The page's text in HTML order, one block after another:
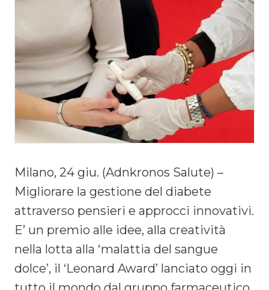
Milano, 24 giu. (Adnkronos Salute) –
Migliorare la gestione del diabete
attraverso pensieri e approcci innovativi.
E’ un premio alle idee, alla creatività
nella lotta alla ‘malattia del sangue
dolce’, il ‘Leonard Award’ lanciato oggi in